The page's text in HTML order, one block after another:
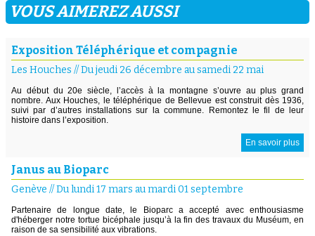
VOUS AIMEREZ AUSSI
Exposition Téléphérique et compagnie
Les Houches //Du jeudi 26 décembre au samedi 22 mai
Au début du 20e siècle, l’accès à la montagne s’ouvre au plus grand
nombre. Aux Houches, le téléphérique de Bellevue est construit dès 1936,
suivi par d’autres installations sur la commune. Remontez le fil de leur
histoire dans l’exposition.
En savoir plus
Janus au Bioparc
Genève //Du lundi 17 mars au mardi 01 septembre
Partenaire de longue date, le Bioparc a accepté avec enthousiasme
d'héberger notre tortue bicéphale jusqu’à la fin des travaux du Muséum, en
raison de sa sensibilité aux vibrations.